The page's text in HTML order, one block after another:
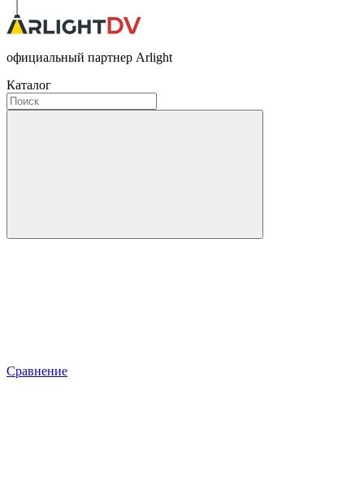
официальный партнер Arlight
Каталог
Сравнение